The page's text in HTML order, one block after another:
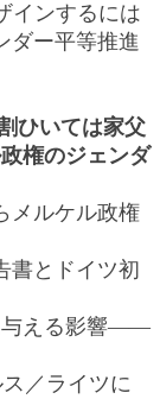
インするには
ー平等推進
ひいては家父
権のジェンダ
ルケル政権
とドイツ初
与える影響――
／ライツに